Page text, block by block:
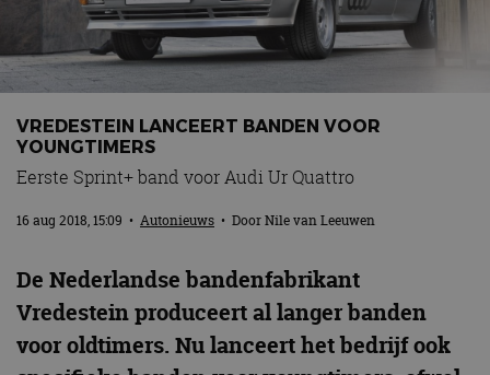
Adverteren
Contact
VREDESTEIN LANCEERT BANDEN VOOR
YOUNGTIMERS
Eerste Sprint+ band voor Audi Ur Quattro
16 aug 2018, 15:09 • Autonieuws • DoorNile van Leeuwen
De Nederlandse bandenfabrikant
Vredestein produceertal langer banden
voor oldtimers. Nu lanceert het bedrijf ook